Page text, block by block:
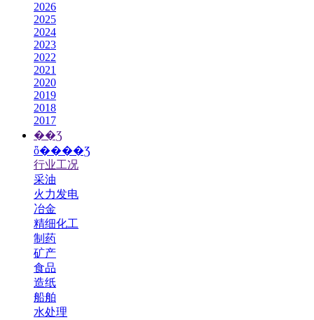
2026
2025
2024
2023
2022
2021
2020
2019
2018
2017
��Ʒ
ȫ����Ʒ
行业工况
采油
火力发电
冶金
精细化工
制药
矿产
食品
造纸
船舶
水处理